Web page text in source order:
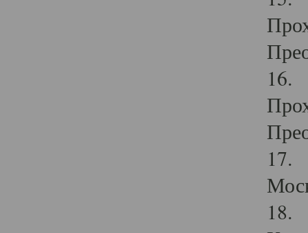
16.
17.
18.